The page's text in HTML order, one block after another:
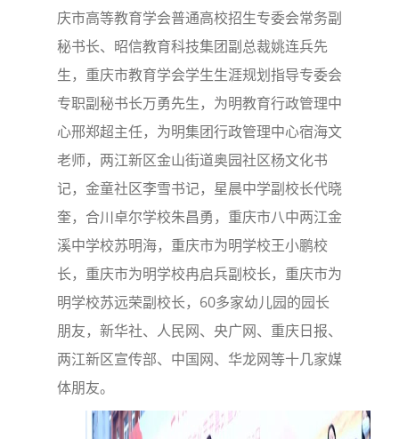
庆市高等教育学会普通高校招生专委会常务副
秘书长、昭信教育科技集团副总裁姚连兵先
生，重庆市教育学会学生生涯规划指导专委会
专职副秘书长万勇先生，为明教育行政管理中
心邢郑超主任，为明集团行政管理中心宿海文
老师，两江新区金山街道奥园社区杨文化书
记，金童社区李雪书记，星晨中学副校长代晓
奎，合川卓尔学校朱昌勇，重庆市八中两江金
溪中学校苏明海，重庆市为明学校王小鹏校
长，重庆市为明学校冉启兵副校长，重庆市为
明学校苏远荣副校长，60多家幼儿园的园长
朋友，新华社、人民网、央广网、重庆日报、
两江新区宣传部、中国网、华龙网等十几家媒
体朋友。